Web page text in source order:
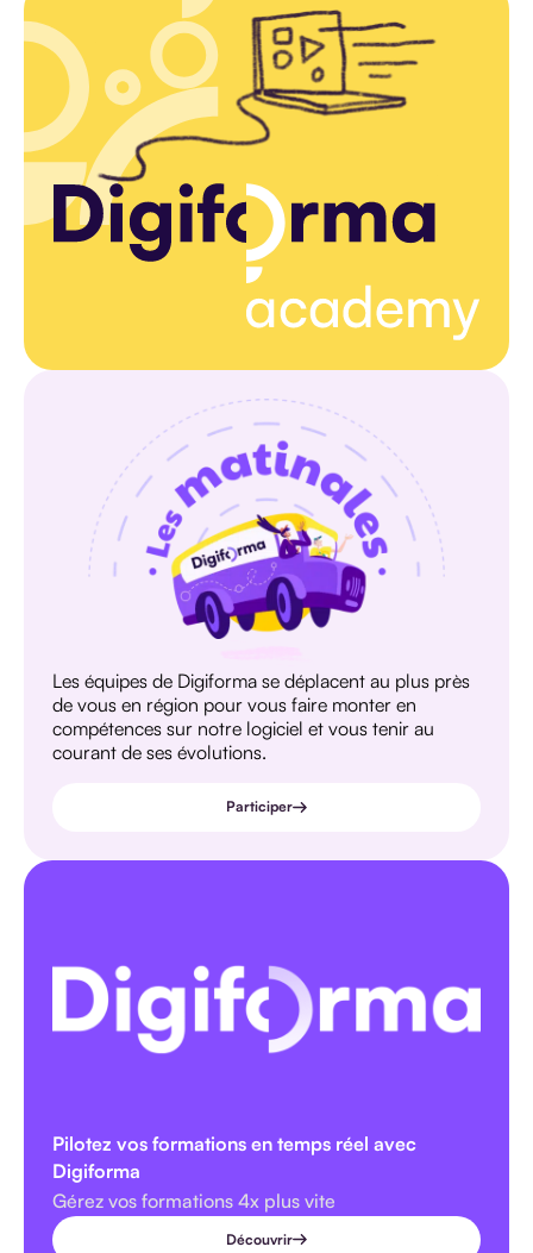
Les équipes de Digiforma se déplacent au plus près
de vous en région pour vous faire monter en
compétences sur notre logiciel et vous tenir au
courant de ses évolutions.
Participer
Pilotez vos formations en temps réel avec
Digiforma
Gérez vos formations 4x plus vite
Découvrir